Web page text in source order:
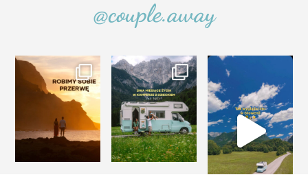
@couple.away